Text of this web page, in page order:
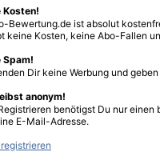
Kosten!
Bewertung.de ist absolut
keine Kosten, keine Abo-Fallen
Spam!
Dir keine Werbung und
anonym!
benötigst Du nur einen
E-Mail-Adresse.